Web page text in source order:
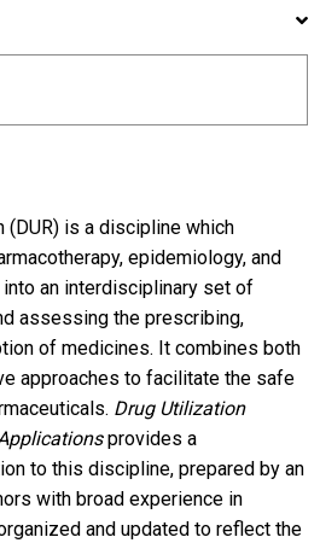
(DUR) is a discipline which
epidemiology, and
an interdisciplinary set of
assessing the prescribing,
of medicines. It combines both
approaches to facilitate the safe
Drug Utilization
provides a
to this discipline, prepared by an
with broad experience in
and updated to reflect the